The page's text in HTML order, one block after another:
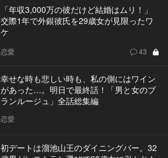
「年収3,000万の彼だけど結婚はムリ！」
交際1年で外銀彼氏を29歳女が見限ったワ
ケ
恋愛 43
幸せな時も悲しい時も、私の側にはワイン
があった…。明日で最終話！「男と女のブ
ランルージュ」全話総集編
恋愛
初デートは溜池山王のダイニングバー。32